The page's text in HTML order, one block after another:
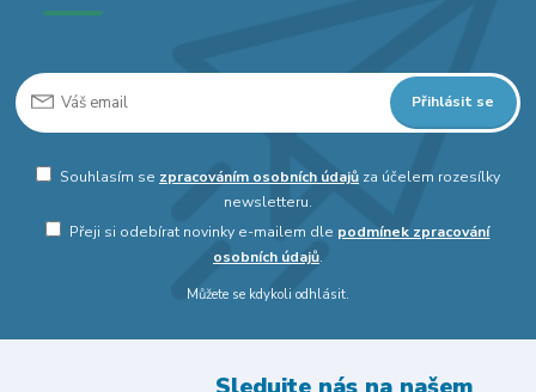
Přihlásit se
Souhlasím se zpracováním osobních údajůza účelem rozesílky
newsletteru.
Přeji si odebírat novinky e-mailem dle podmínek zpracování
osobních údajů.
Můžete se kdykoli odhlásit.